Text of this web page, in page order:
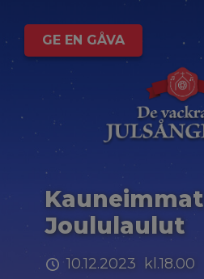
GE EN GÅVA
Kauneimmat
Joululaulut
10.12.2023 kl.18.00